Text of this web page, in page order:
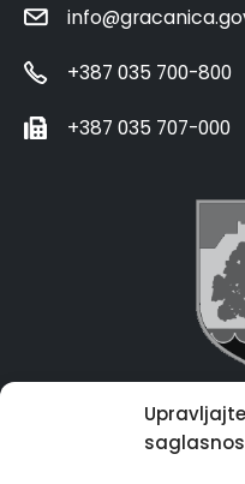
Upravljajte
+387 035 700-800
+387 035 707-000
Grad